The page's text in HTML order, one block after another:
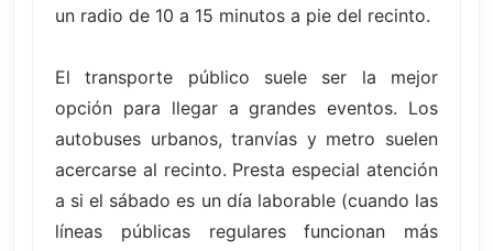
un radio de 10 a 15 minutos a pie del recinto.
El transporte público suele ser la mejor
opción para llegar a grandes eventos. Los
autobuses urbanos, tranvías y metro suelen
acercarse al recinto. Presta especial atención
a si el sábado es un día laborable (cuando las
líneas públicas regulares funcionan más